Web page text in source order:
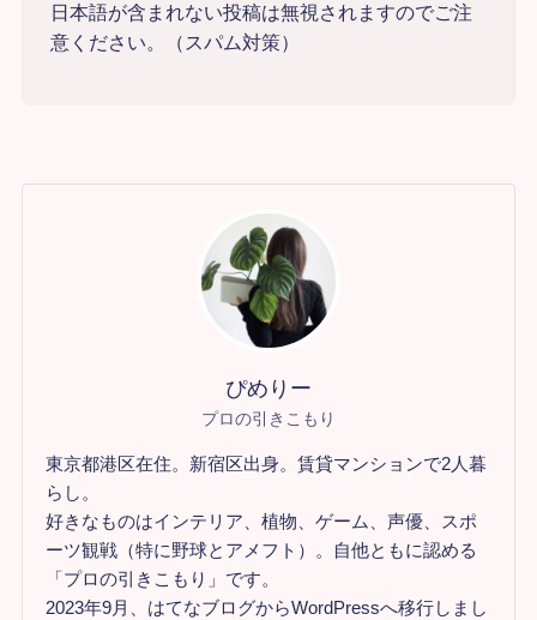
日本語が含まれない投稿は無視されますのでご注
意ください。（スパム対策）
ぴめりー
プロの引きこもり
東京都港区在住。新宿区出身。賃貸マンションで2人暮
らし。
好きなものはインテリア、植物、ゲーム、声優、スポ
ーツ観戦（特に野球とアメフト）。自他ともに認める
「プロの引きこもり」です。
2023年9月、はてなブログからWordPressへ移行しまし